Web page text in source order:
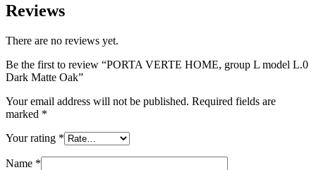
Reviews
There are no reviews yet.
Be the first to review “PORTA VERTE HOME, group L model L.0
Dark Matte Oak”
Your email address will not be published. Required fields are
marked *
Your rating *
Name *